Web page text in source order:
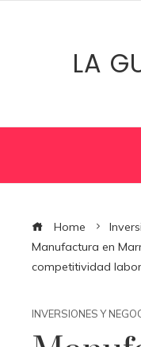
LA
Home
Manufactura en
competitividad
INVERSIONES Y